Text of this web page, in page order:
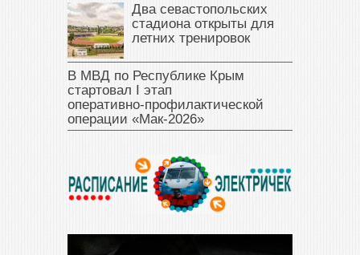
Два севастопольских
стадиона открыты для
летних тренировок
В МВД по Республике Крым
стартовал I этап
оперативно‑профилактической
операции «Мак‑2026»